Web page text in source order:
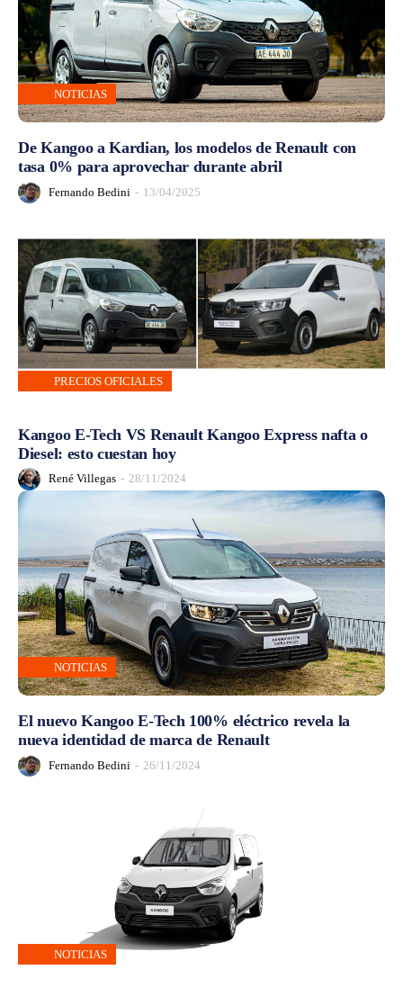
NOTICIAS
De Kangoo a Kardian, los modelos de Renault con
tasa 0% para aprovechar durante abril
Fernando Bedini - 13/04/2025
PRECIOS OFICIALES
Kangoo E-Tech VS Renault Kangoo Express nafta o
Diesel: esto cuestan hoy
René Villegas - 28/11/2024
NOTICIAS
El nuevo Kangoo E-Tech 100% eléctrico revela la
nueva identidad de marca de Renault
Fernando Bedini - 26/11/2024
NOTICIAS